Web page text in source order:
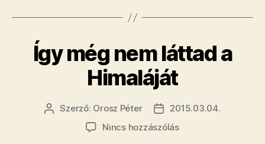
alagút
Így még nem láttad a
Himaláját
Bejegyzés
Szerző: Orosz Péter
Bejegyzés
dátuma
2015.03.04.
Nincs hozzászólása(z)